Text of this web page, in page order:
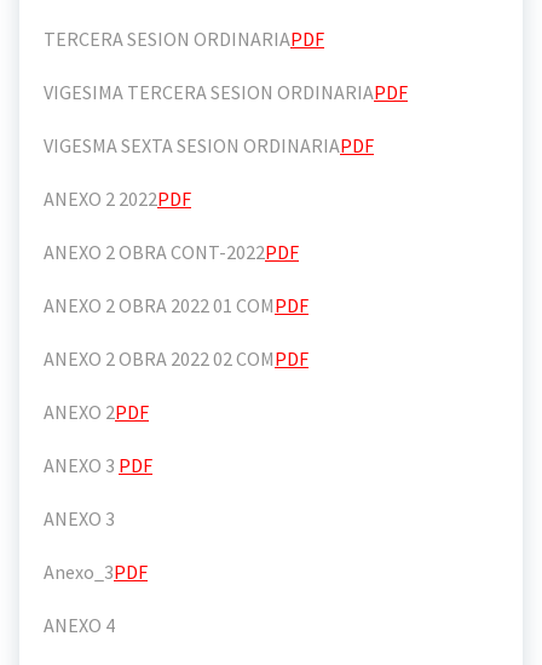
TERCERA SESION ORDINARIAPDF
VIGESIMA TERCERA SESION ORDINARIAPDF
VIGESMA SEXTA SESION ORDINARIAPDF
ANEXO 2 2022PDF
ANEXO 2 OBRA CONT-2022PDF
ANEXO 2 OBRA 2022 01 COMPDF
ANEXO 2 OBRA 2022 02 COMPDF
ANEXO 2PDF
ANEXO 3 PDF
ANEXO 3
Anexo_3PDF
ANEXO 4